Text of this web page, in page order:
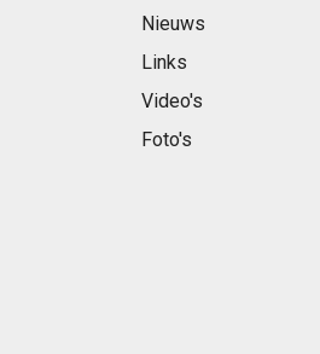
Nieuws
Links
Video's
Foto's